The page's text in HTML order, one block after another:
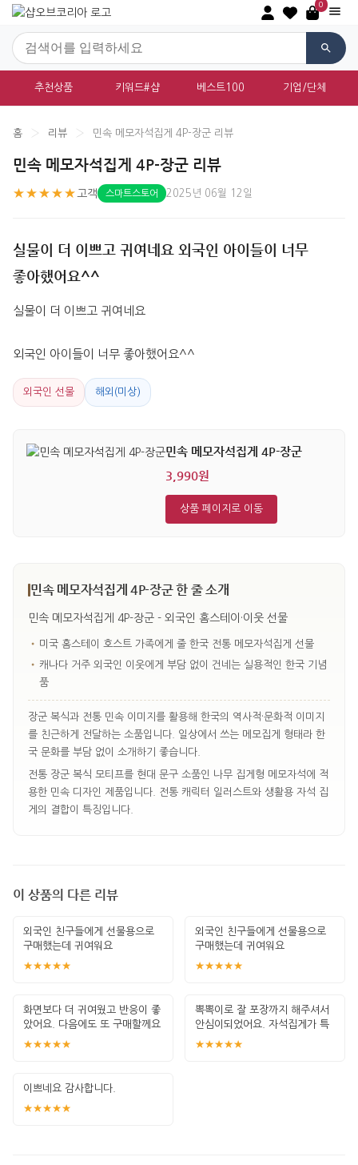
0
추천상품 키워드#샵 베스트100 기업/단체
홈 › 리뷰 › 민속 메모자석집게 4P-장군 리뷰
민속 메모자석집게 4P-장군 리뷰
★★★★★ 고객 스마트스토어 2025년 06월 12일
실물이 더 이쁘고 귀여네요 외국인 아이들이 너무
좋아했어요^^
실물이 더 이쁘고 귀여네요
외국인 아이들이 너무 좋아했어요^^
외국인 선물 해외(미상)
민속 메모자석집게 4P-장군
3,990원
상품 페이지로 이동
민속 메모자석집게 4P-장군 한 줄 소개
민속 메모자석집게 4P-장군 - 외국인 홈스테이·이웃 선물
• 미국 홈스테이 호스트 가족에게 줄 한국 전통 메모자석집게 선물
• 캐나다 거주 외국인 이웃에게 부담 없이 건네는 실용적인 한국 기념
품
장군 복식과 전통 민속 이미지를 활용해 한국의 역사적·문화적 이미지
를 친근하게 전달하는 소품입니다. 일상에서 쓰는 메모집게 형태라 한
국 문화를 부담 없이 소개하기 좋습니다.
전통 장군 복식 모티프를 현대 문구 소품인 나무 집게형 메모자석에 적
용한 민속 디자인 제품입니다. 전통 캐릭터 일러스트와 생활용 자석 집
게의 결합이 특징입니다.
이 상품의 다른 리뷰
외국인 친구들에게 선물용으로
구매했는데 귀여워요
★★★★★
외국인 친구들에게 선물용으로
구매했는데 귀여워요
★★★★★
화면보다 더 귀여웠고 반응이 좋
았어요. 다음에도 또 구매할께요
★★★★★
뽁뽁이로 잘 포장까지 해주셔서
안심이되었어요. 자석집게가 특
히 귀여워서
★★★★★
이쁘네요 감사합니다.
★★★★★